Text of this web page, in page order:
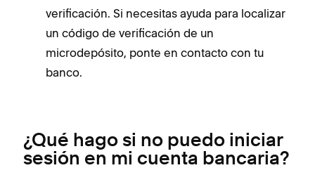
verificación. Si necesitas ayuda para localizar
un código de verificación de un
microdepósito, ponte en contacto con tu
banco.
¿Qué hago si no puedo iniciar
sesión en mi cuenta bancaria?